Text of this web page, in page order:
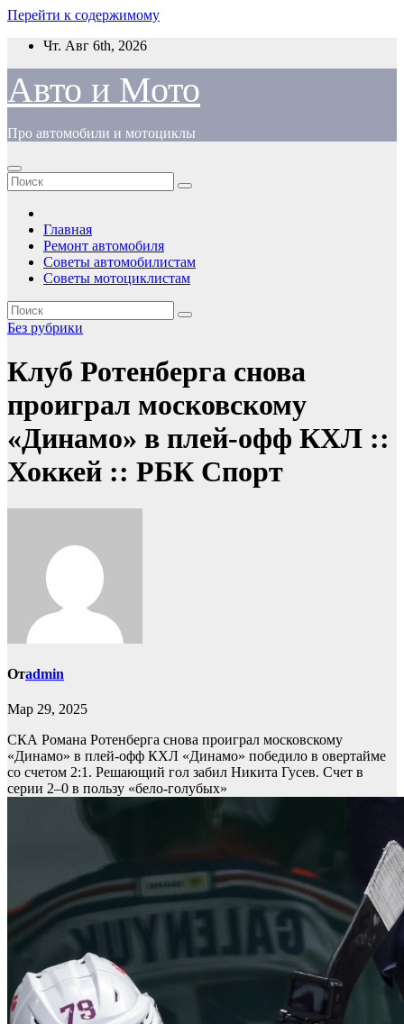
Перейти к содержимому
Чт. Авг 6th, 2026
Авто и Мото
Про автомобили и мотоциклы
Главная
Ремонт автомобиля
Советы автомобилистам
Советы мотоциклистам
Без рубрики
Клуб Ротенберга снова
проиграл московскому
«Динамо» в плей-офф КХЛ ::
Хоккей :: РБК Спорт
Отadmin
Мар 29, 2025
СКА Романа Ротенберга снова проиграл московскому
«Динамо» в плей-офф КХЛ «Динамо» победило в овертайме
со счетом 2:1. Решающий гол забил Никита Гусев. Счет в
серии 2–0 в пользу «бело-голубых»